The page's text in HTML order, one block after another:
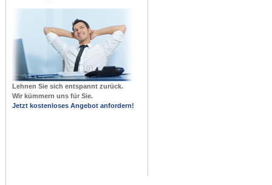
Lehnen Sie sich entspannt zurück.
Wir kümmern uns für Sie.
Jetzt kostenloses Angebot anfordern!